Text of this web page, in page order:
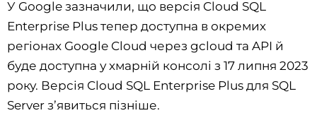
У Google зазначили, що версія Cloud SQL
Enterprise Plus тепер доступна в окремих
регіонах Google Cloud через gcloud та API й
буде доступна у хмарній консолі з 17 липня 2023
року. Версія Cloud SQL Enterprise Plus для SQL
Server з’явиться пізніше.